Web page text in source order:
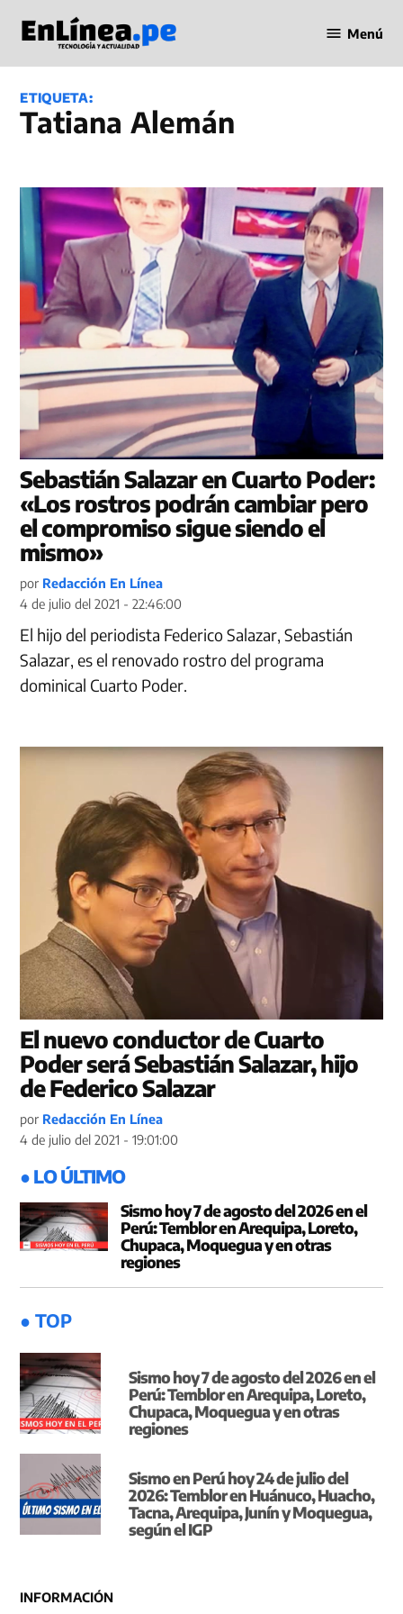
contenido
en Línea
Menú
ETIQUETA:
Tatiana Alemán
Sebastián Salazar en Cuarto Poder:
«Los rostros podrán cambiar pero
el compromiso sigue siendo el
mismo»
por Redacción En Línea
4 de julio del 2021 - 22:46:00
El hijo del periodista Federico Salazar, Sebastián
Salazar, es el renovado rostro del programa
dominical Cuarto Poder.
El nuevo conductor de Cuarto
Poder será Sebastián Salazar, hijo
de Federico Salazar
por Redacción En Línea
4 de julio del 2021 - 19:01:00
● LO ÚLTIMO
Sismo hoy 7 de agosto del 2026 en el
Perú: Temblor en Arequipa, Loreto,
Chupaca, Moquegua y en otras
regiones
● TOP
Sismo hoy 7 de agosto del 2026 en el
Perú: Temblor en Arequipa, Loreto,
Chupaca, Moquegua y en otras
regiones
Sismo en Perú hoy 24 de julio del
2026: Temblor en Huánuco, Huacho,
Tacna, Arequipa, Junín y Moquegua,
según el IGP
INFORMACIÓN